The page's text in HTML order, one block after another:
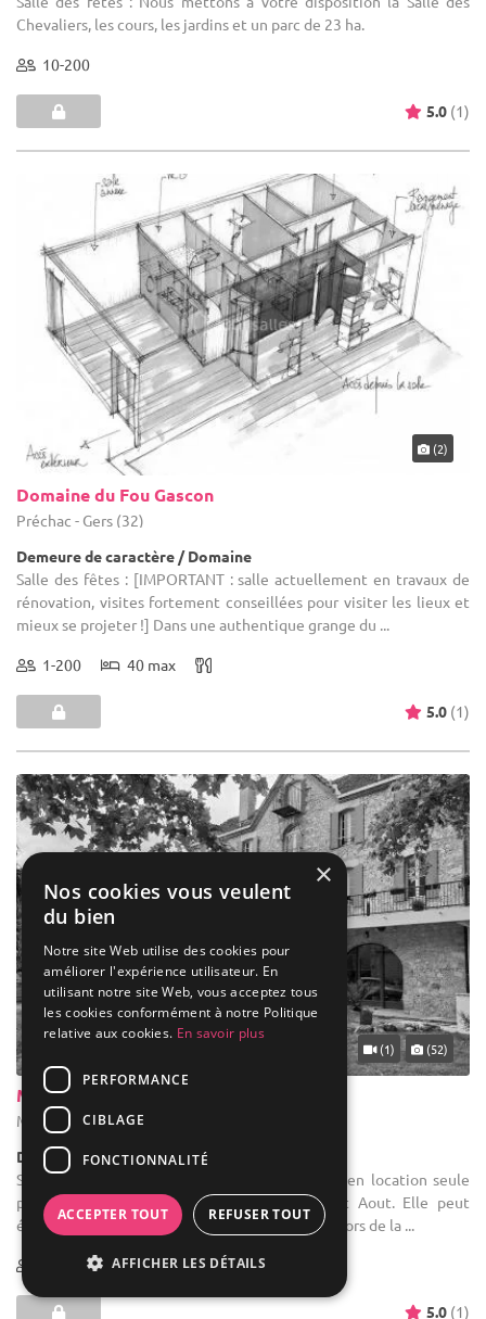
Chevaliers, les cours, les jardins et un parc de 23 ha.
10-200
5.0 (1)
(2)
Domaine du Fou Gascon
Préchac - Gers (32)
Demeure de caractère / Domaine
Salle des fêtes : [IMPORTANT : salle actuellement en travaux de
rénovation, visites fortement conseillées pour visiter les lieux et
mieux se projeter !] Dans une authentique grange du ...
1-200 40 max
5.0 (1)
(1) (52)
Moulin de Salazar
Montbarla - Tarn-et-Garonne (82)
Demeure de caractère / Maison d’hôte
Salle des fêtes : Nos espaces sont disponibles en location seule
pour tout évènement en journée sauf Juillet Aout. Elle peut
également servir comme salle pour vos enfants lors de la ...
16 max
5.0 (1)
×
Nos cookies vous veulent
du bien
Notre site Web utilise des cookies pour
améliorer l'expérience utilisateur. En
utilisant notre site Web, vous acceptez tous
les cookies conformément à notre Politique
relative aux cookies. En savoir plus
PERFORMANCE
CIBLAGE
FONCTIONNALITÉ
ACCEPTER TOUT REFUSER TOUT
AFFICHER LES DÉTAILS